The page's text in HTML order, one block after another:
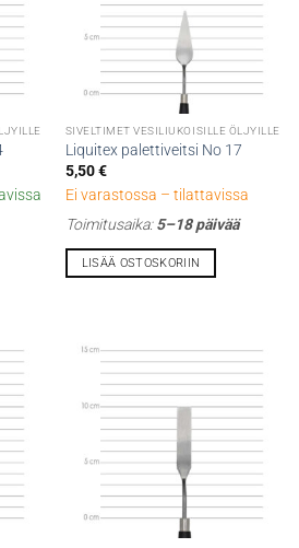
SIVELTIMET VESILIUKOISILLE ÖLJYILLE
Liquitex palettiveitsi No 17
5,50€
Ei varastossa – tilattavissa
Toimitusaika:5–18 päivää
LISÄÄ OSTOSKORIIN